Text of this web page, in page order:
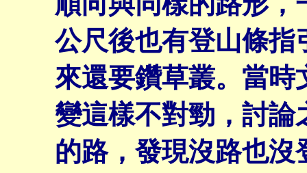
公尺後也有登山條指
來還要鑽草叢。當時
變這樣不對勁，討論
的路，發現沒路也